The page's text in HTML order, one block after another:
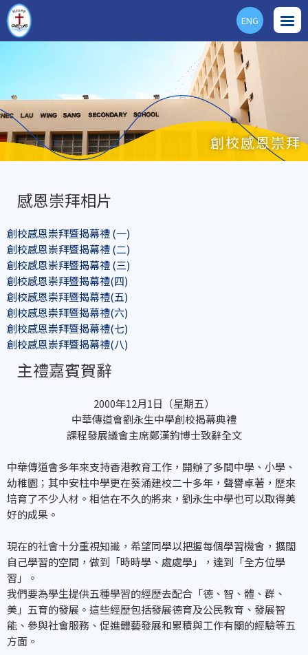
ENG
創校感恩崇拜
感恩崇拜相片
創校感恩崇拜暨揭幕禮 (一)
創校感恩崇拜暨揭幕禮 (二)
創校感恩崇拜暨揭幕禮 (三)
創校感恩崇拜暨揭幕禮(四)
創校感恩崇拜暨揭幕禮(五)
創校感恩崇拜暨揭幕禮(六)
創校感恩崇拜暨揭幕禮(七)
創校感恩崇拜暨揭幕禮(八)
主禮嘉賓賀辭
2000年12月1日（星期五）
中華傳道會劉永生中學創校揭幕典禮
課程發展議會主席鄭漢鈞博士致辭全文
中華傳道會多年來支持香港教育工作，開辦了多間中學、小學、
幼稚園；其中安柱中學更在葵涌建校二十多年，聲譽卓著，歷來
培育了不少人材。相信在不久的將來，劉永生中學也可以取得美
好的成果。
現在的社會十分重視知識，希望同學以把握每個學習機會，擴闊
自己學習的空間，做到「時時學、處處學」，達到「全方位學
習」。
我們要為學生提供五種學習的經歷去配合「德、智、體、群、
美」五育的發展。這些經歷包括發展德育及公民教育、發展智
能、參與社會服務、促進體藝發展和累積與工作有關的經驗等五
方面。